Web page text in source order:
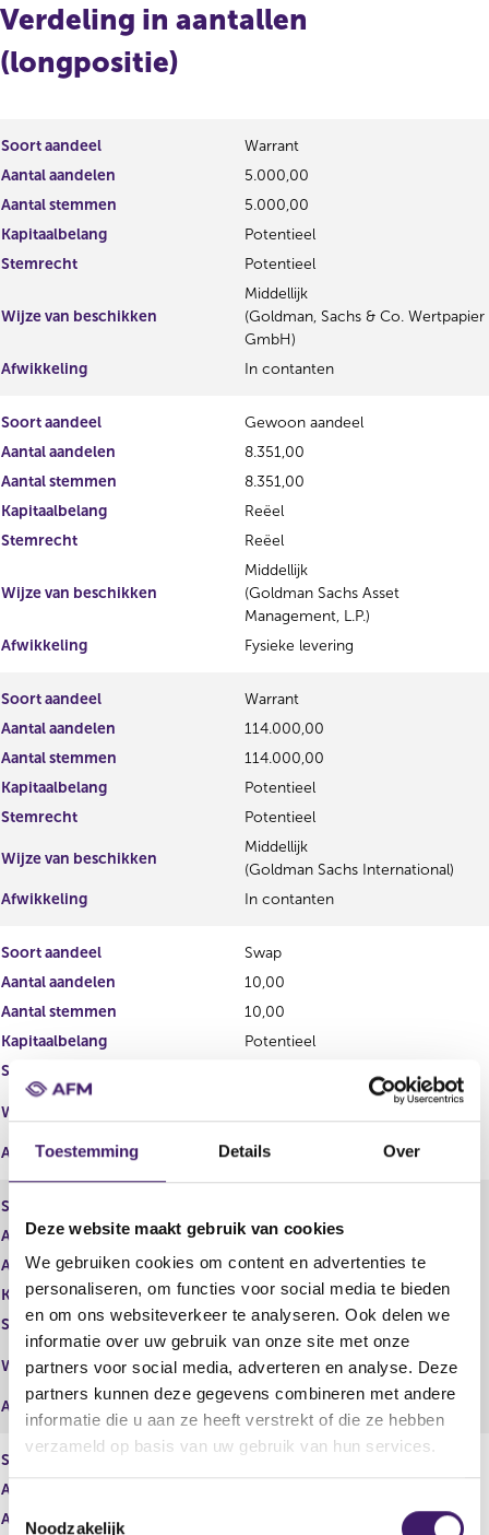
Toestemming Details Over
Deze website maakt gebruik van cookies
We gebruiken cookies om content en advertenties te
personaliseren, om functies voor social media te bieden
en om ons websiteverkeer te analyseren. Ook delen we
informatie over uw gebruik van onze site met onze
partners voor social media, adverteren en analyse. Deze
partners kunnen deze gegevens combineren met andere
informatie die u aan ze heeft verstrekt of die ze hebben
verzameld op basis van uw gebruik van hun services.
Noodzakelijk
i
g
e
r
t
e
r
e
u
t
a
t
e
Verdeling in aantallen
(longpositie)
Soort aandeel
Warrant
Aantal aandelen
5.000,00
Aantal stemmen
5.000,00
Kapitaalbelang
Potentieel
Stemrecht
Potentieel
Wijze van beschikken
Middellijk
(Goldman, Sachs & Co. Wertpapier
GmbH)
Afwikkeling
In contanten
Soort aandeel
Gewoon aandeel
Aantal aandelen
8.351,00
Aantal stemmen
8.351,00
Kapitaalbelang
Reëel
Stemrecht
Reëel
Wijze van beschikken
Middellijk
(Goldman Sachs Asset
Management, L.P.)
Afwikkeling
Fysieke levering
Soort aandeel
Warrant
Aantal aandelen
114.000,00
Aantal stemmen
114.000,00
Kapitaalbelang
Potentieel
Stemrecht
Potentieel
Wijze van beschikken
Middellijk
(Goldman Sachs International)
Afwikkeling
In contanten
Soort aandeel
Swap
Aantal aandelen
10,00
Aantal stemmen
10,00
Kapitaalbelang
Potentieel
Stemrecht
Wijze van beschikken
(Goldman Sachs & Co. LLC)
Afwikkeling
In contanten
Soort aandeel
Aantal aandelen
5.000,00
Aantal stemmen
5.000,00
Kapitaalbelang
Potentieel
Stemrecht
Potentieel
Wijze van beschikken
(Goldman Sachs International)
Afwikkeling
Soort aandeel
Gewoon aandeel
Aantal aandelen
Aantal stemmen